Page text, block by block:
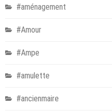
#aménagement
#Amour
#Ampe
#amulette
#ancienmaire